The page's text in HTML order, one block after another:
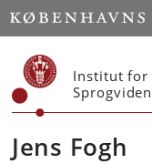
Start
Institut for
Jens Fogh